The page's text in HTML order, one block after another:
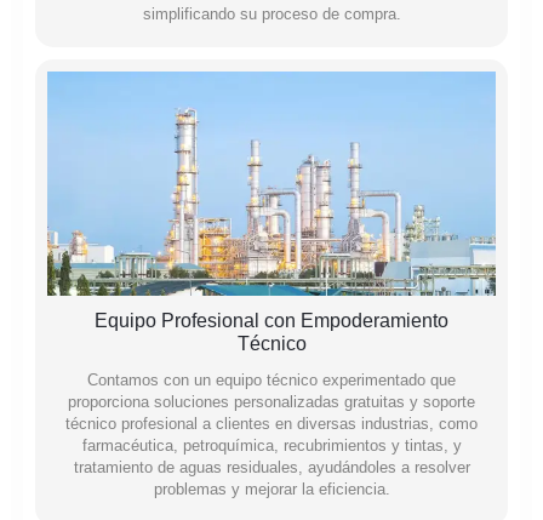
simplificando su proceso de compra.
Equipo Profesional con Empoderamiento
Técnico
Contamos con un equipo técnico experimentado que
proporciona soluciones personalizadas gratuitas y soporte
técnico profesional a clientes en diversas industrias, como
farmacéutica, petroquímica, recubrimientos y tintas, y
tratamiento de aguas residuales, ayudándoles a resolver
problemas y mejorar la eficiencia.